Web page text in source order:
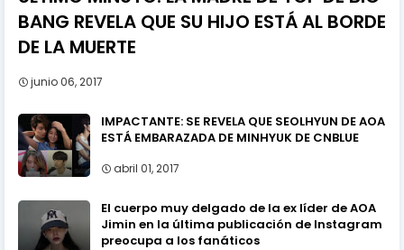
BANG REVELA QUE SU HIJO ESTÁ AL BORDE
DE LA MUERTE
junio 06, 2017
IMPACTANTE: SE REVELA QUE SEOLHYUN DE AOA
ESTÁ EMBARAZADA DE MINHYUK DE CNBLUE
abril 01, 2017
El cuerpo muy delgado de la ex líder de AOA
Jimin en la última publicación de Instagram
preocupa a los fanáticos